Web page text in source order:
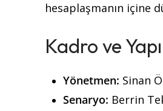
hesaplaşmanın içine
Kadro ve
Yönetmen: Sinan
Senaryo: Berrin